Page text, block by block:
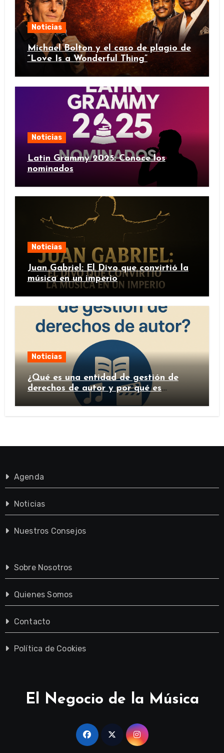
Noticias
Michael Bolton y el caso de plagio de
“Love Is a Wonderful Thing”
Noticias
Latin Grammy 2025: Conoce los
nominados
Noticias
Juan Gabriel: El Divo que convirtió la
música en un imperio
Noticias
¿Qué es una entidad de gestión de
derechos de autor y por qué es
importante?
Agenda
Noticias
Nuestros Consejos
Sobre Nosotros
Quienes Somos
Contacto
Política de Cookies
El Negocio de la Música